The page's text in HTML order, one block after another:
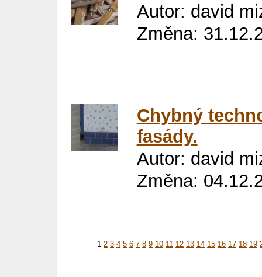
Autor: david
Změna:
Chybný
fasády.
Autor: david
Změna:
1 2 3 4 5 6 7 8 9 10 11 12 13 14 15 16 17 18 19